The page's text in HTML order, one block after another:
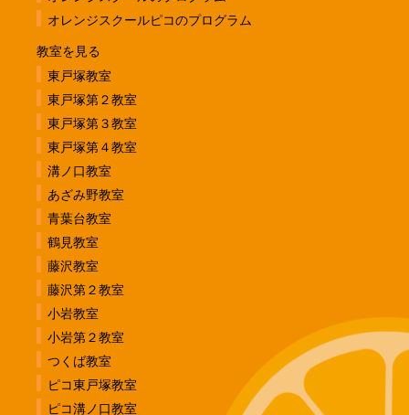
東戸塚第４教室
溝ノ口教室
あざみ野教室
青葉台教室
鶴見教室
藤沢教室
藤沢第２教室
小岩教室
小岩第２教室
つくば教室
ピコ東戸塚教室
ピコ溝ノ口教室
発達障害って？
イベント情報
お知らせ
お問い合わせ